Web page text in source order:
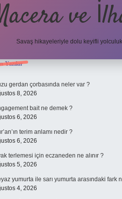
ve
Savaş hikayeleriyle dolu keyifli
Yazılar
gerdan çorbasında neler var ?
8, 2026
bait ne demek ?
6, 2026
terim anlamı nedir ?
6, 2026
terlemesi için eczaneden ne alınır ?
5, 2026
yumurta ile sarı yumurta arasındaki fark
4, 2026